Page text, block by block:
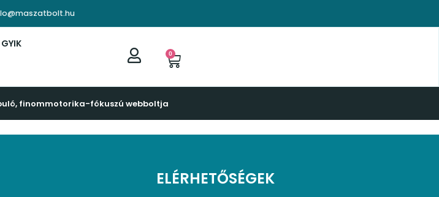
GYIK
0
finommotorika-fókuszú webboltja
ELÉRHETŐSÉGEK